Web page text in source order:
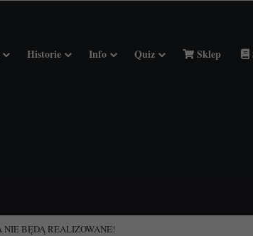
Historie Info Quiz Sklep